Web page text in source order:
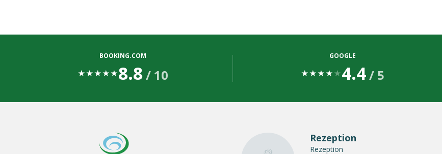
BOOKING.COM
★★★★★8.8/ 10
GOOGLE
★★★★ ★4.4/ 5
Rezeption
Rezeption